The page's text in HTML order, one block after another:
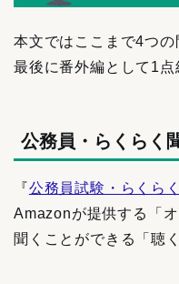
本文ではここまで4つの
最後に番外編として1点
公務員・らくらく
『公務員試験・らくら
Amazonが提供する「
聞くことができる「聴